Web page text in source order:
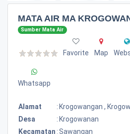
MATA AIR MA
Sumber Mata Air
Favorite Map
Whatsapp
Alamat : Krogowangan ,
Desa
: Krogowanan
Kecamatan : Sawangan